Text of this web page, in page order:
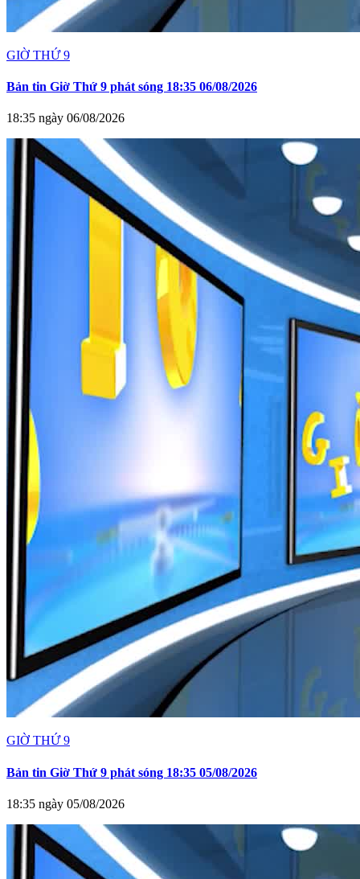
GIỜ THỨ 9
Bản tin Giờ Thứ 9 phát sóng 18:35 06/08/2026
18:35 ngày 06/08/2026
GIỜ THỨ 9
Bản tin Giờ Thứ 9 phát sóng 18:35 05/08/2026
18:35 ngày 05/08/2026